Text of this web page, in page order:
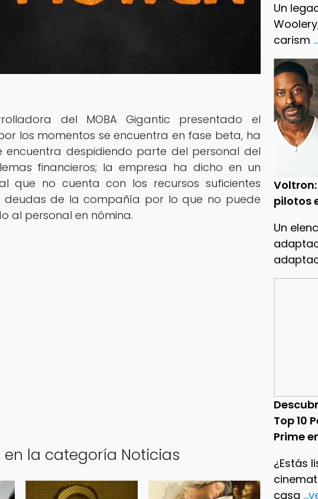
Un
carism
pilotos
Un
Top 10
Prime
¿Estás
casa
del MOBA Gigantic presentado el
los momentos se encuentra en fase beta, ha
encuentra despidiendo parte del personal del
financieros; la empresa ha dicho en un
que no cuenta con los recursos suficientes
de la compañía por lo que no puede
al personal en nómina.
en la categoría Noticias